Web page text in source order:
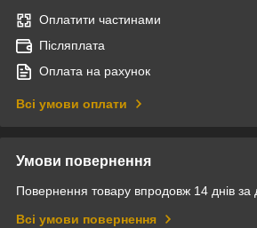
Оплатити частинами
Післяплата
Оплата на рахунок
Всі умови оплати
Умови повернення
Повернення товару впродовж 14 днів за
Всі умови повернення